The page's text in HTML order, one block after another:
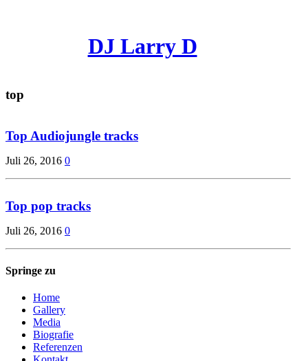
DJ Larry D
top
Top Audiojungle tracks
Juli 26, 2016 0
Top pop tracks
Juli 26, 2016 0
Springe zu
Home
Gallery
Media
Biografie
Referenzen